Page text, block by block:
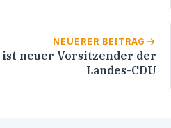
NEUERER BEITRAG
ist neuer Vorsitzender der
Landes-CDU